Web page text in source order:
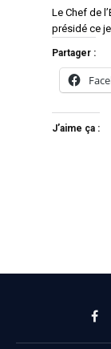
Le Chef de
présidé ce
Partager :
J’aime ça :